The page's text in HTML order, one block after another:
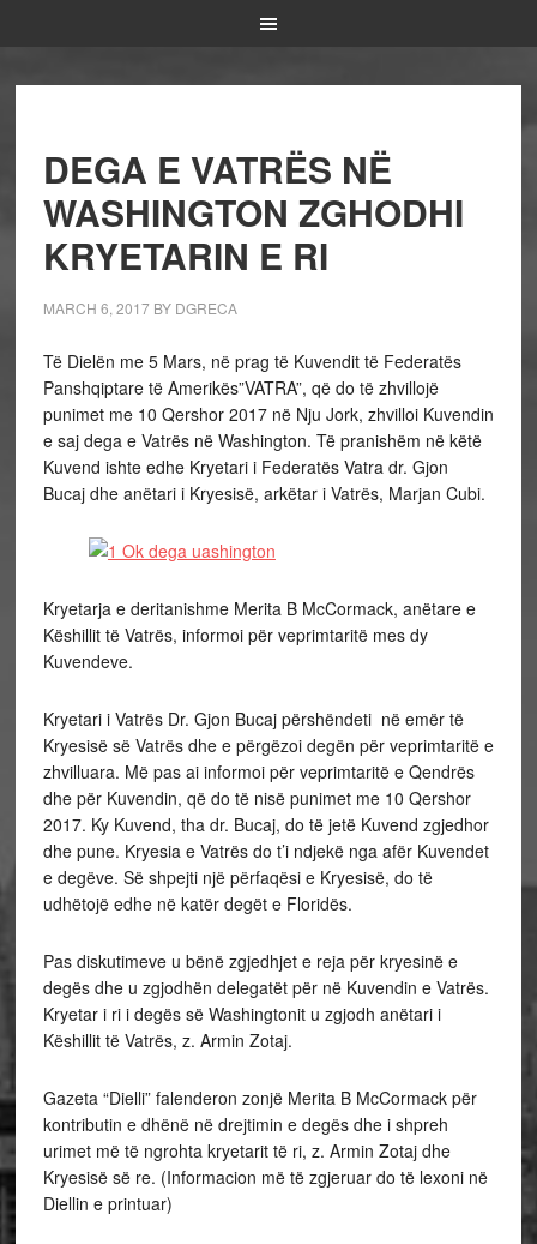
DEGA E VATRËS NË
WASHINGTON ZGHODHI
KRYETARIN E RI
MARCH 6, 2017BY DGRECA
Të Dielën me 5 Mars, në prag të Kuvendit të Federatës
Panshqiptare të Amerikës”VATRA”, që do të zhvillojë
punimet me 10 Qershor 2017 në Nju Jork, zhvilloi Kuvendin
e saj dega e Vatrës në Washington. Të pranishëm në këtë
Kuvend ishte edhe Kryetari i Federatës Vatra dr. Gjon
Bucaj dhe anëtari i Kryesisë, arkëtar i Vatrës, Marjan Cubi.
Kryetarja e deritanishme Merita B McCormack, anëtare e
Këshillit të Vatrës, informoi për veprimtaritë mes dy
Kuvendeve.
Kryetari i Vatrës Dr. Gjon Bucaj përshëndeti në emër të
Kryesisë së Vatrës dhe e përgëzoi degën për veprimtaritë e
zhvilluara. Më pas ai informoi për veprimtaritë e Qendrës
dhe për Kuvendin, që do të nisë punimet me 10 Qershor
2017. Ky Kuvend, tha dr. Bucaj, do të jetë Kuvend zgjedhor
dhe pune. Kryesia e Vatrës do t’i ndjekë nga afër Kuvendet
e degëve. Së shpejti një përfaqësi e Kryesisë, do të
udhëtojë edhe në katër degët e Floridës.
Pas diskutimeve u bënë zgjedhjet e reja për kryesinë e
degës dhe u zgjodhën delegatët për në Kuvendin e Vatrës.
Kryetar i ri i degës së Washingtonit u zgjodh anëtari i
Këshillit të Vatrës, z. Armin Zotaj.
Gazeta “Dielli” falenderon zonjë Merita B McCormack për
kontributin e dhënë në drejtimin e degës dhe i shpreh
urimet më të ngrohta kryetarit të ri, z. Armin Zotaj dhe
Kryesisë së re. (Informacion më të zgjeruar do të lexoni në
Diellin e printuar)